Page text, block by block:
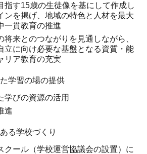
指す15歳の生徒像を基にして作成し
ンを掲げ、地域の特色と人材を最大
一貫教育の推進
将来とのつながりを見通しながら、
立に向け必要な基盤となる資質・能
リア教育の充実
学習の場の提供
学びの資源の活用
進
る学校づくり
クール（学校運営協議会の設置）に